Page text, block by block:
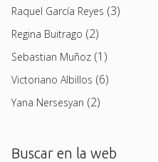
Raquel García Reyes (3)
Regina Buitrago (2)
Sebastian Muñoz (1)
Victoriano Albillos (6)
Yana Nersesyan (2)
Buscar en la web